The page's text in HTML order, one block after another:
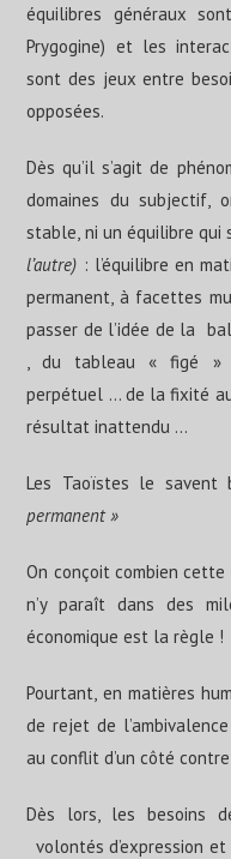
équilibres généraux
Prygogine) et les
sont des jeux entre
opposées.
Dès qu’il s’agit de
domaines du subjectif,
stable, ni un équilibre
l’autre) : l’équilibre en
permanent, à facettes
passer de l’idée de la
, du tableau « figé »
perpétuel … de la fixité
résultat inattendu …
Les Taoïstes le
permanent »
On conçoit combien
n’y paraît dans des
économique est la règle !
Pourtant, en matières
de rejet de
au conflit d’un côté
Dès lors, les besoins
volontés d’expression